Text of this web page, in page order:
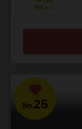
興味あり
No.25